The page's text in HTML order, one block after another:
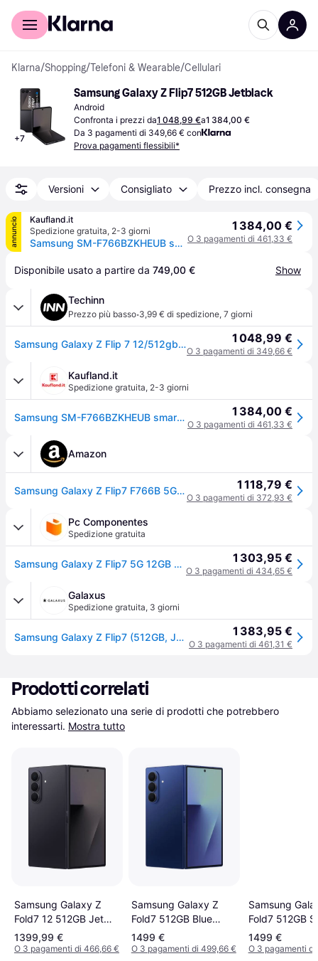
Per il tuo shopping
Klarna/Shopping/Telefoni & Wearable/Cellulari
+7
Samsung Galaxy Z Flip7 512GB Jetblack
Android
Confronta i prezzi da1 048,99 €a1 384,00 €
Da 3 pagamenti di 349,66 € con
Prova pagamenti flessibili*
Versioni Consigliato Prezzo incl. consegna
annuncio
Kaufland.it
Spedizione gratuita, 2-3 giorni
Samsung SM-F766BZKHEUB smartphone 17,5 cm (6.9 pollici) Doppia SIM 5G USB tipo-C 12 GB 512 GB 4300 mAh Nero
1 384,00 €
O 3 pagamenti di 461,33 €
Disponibile usato a partire da 749,00 € Show
Techinn
Prezzo più basso·3,99 € di spedizione, 7 giorni
Samsung Galaxy Z Flip 7 12/512gb 6.9´´ Nero 1 048,99 €
O 3 pagamenti di 349,66 €
Kaufland.it
Spedizione gratuita, 2-3 giorni
Samsung SM-F766BZKHEUB smartphone 17,5 cm (6.9 pollici) Doppia SIM 5G USB tipo-C 12 GB 512 GB 4300 mAh Nero 1 384,00 €
O 3 pagamenti di 461,33 €
Amazon
Samsung Galaxy Z Flip7 F766B 5G Dual Sim 12GB RAM 512GB - Jetblack - [Versione Tedesca, Spagnola, Francese, UK, Belga, Olandese, Danese, Finlandese, Norvegese, Svedese] 1 118,79 €
O 3 pagamenti di 372,93 €
Pc Componentes
Spedizione gratuita
Samsung Galaxy Z Flip7 5G 12GB 512GB 6.9" Nero 1 303,95 €
O 3 pagamenti di 434,65 €
Galaxus
Spedizione gratuita, 3 giorni
Samsung Galaxy Z Flip7 (512GB, Jet Black, Jetblack, Nero, 6.90", Doppia SIM, 5G), Smartphone, Nero 1 383,95 €
O 3 pagamenti di 461,31 €
Prodotti correlati
Abbiamo selezionato una serie di prodotti che potrebbero
interessarti. Mostra tutto
Samsung Galaxy Z
Fold7 12 512GB Jet
Black
1399,99 €
O 3 pagamenti di 466,66 €
Samsung Galaxy Z
Fold7 512GB Blue
Shadow
1499 €
O 3 pagamenti di 499,66 €
Samsung
Fold7 512GB
Shadow
1499 €
O 3 pagamenti